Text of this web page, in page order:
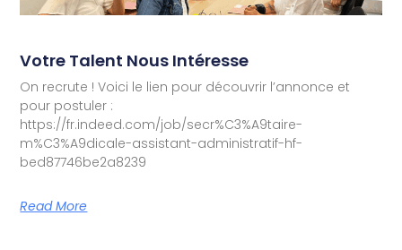
Votre Talent Nous Intéresse
On recrute ! Voici le lien pour découvrir l’annonce et
pour postuler :
https://fr.indeed.com/job/secr%C3%A9taire-
m%C3%A9dicale-assistant-administratif-hf-
bed87746be2a8239
Read More